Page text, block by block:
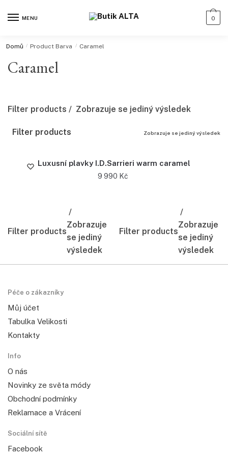
MENU 0
Domů / Product Barva / Caramel
Caramel
Filter products Zobrazuje se jediný výsledek
Filter products Zobrazuje se jediný výsledek
Luxusní plavky I.D.Sarrieri warm caramel
9 990 Kč
Filter products
Zobrazuje
se jediný
výsledek
Filter products
Zobrazuje
se jediný
výsledek
Péče o zákazníky
Můj účet
Tabulka Velikosti
Kontakty
Info
O nás
Novinky ze světa módy
Obchodní podmínky
Reklamace a Vrácení
Sociální sítě
Facebook